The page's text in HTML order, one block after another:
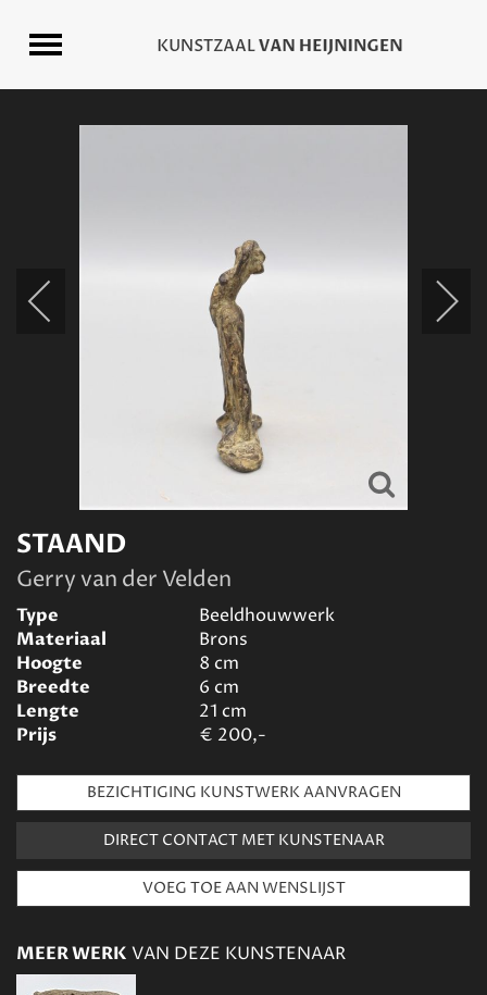
STAAND
Gerry van der Velden
Type
Beeldhouwwerk
Materiaal
Brons
Hoogte
8 cm
Breedte
6 cm
Lengte
21 cm
Prijs
€ 200,-
BEZICHTIGING KUNSTWERK AANVRAGEN
DIRECT CONTACT MET KUNSTENAAR
MEER WERK VAN DEZE KUNSTENAAR